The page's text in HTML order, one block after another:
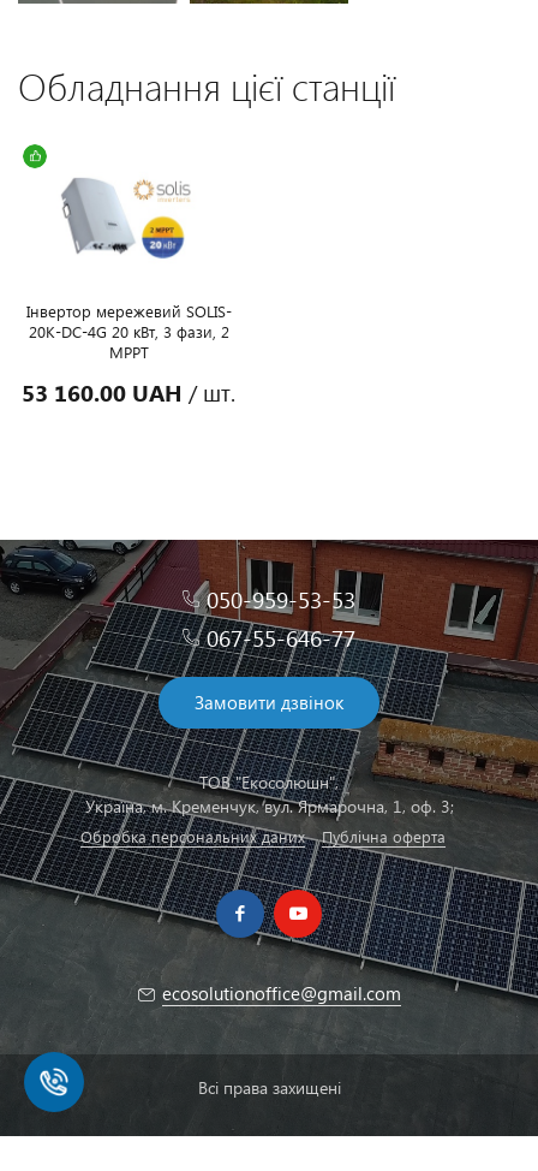
Обладнання цієї станції
Інвертор мережевий SOLIS-
20K-DC-4G 20 кВт, 3 фази, 2
MPPT
53 160.00 UAH / шт.
050-959-53-53
067-55-646-77
Замовити дзвінок
ТОВ "Екосолюшн",
Українa, м. Кременчук, вул. Ярмарочна, 1, оф. 3;
Обробка персональних даних Публічна оферта
ecosolutionoffice@gmail.com
Всі права захищені